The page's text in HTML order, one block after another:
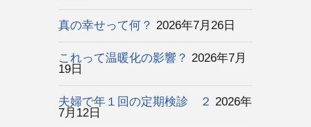
真の幸せって何？ 2026年7月26日
これって温暖化の影響？ 2026年7月
19日
夫婦で年１回の定期検診 ２ 2026年
7月12日